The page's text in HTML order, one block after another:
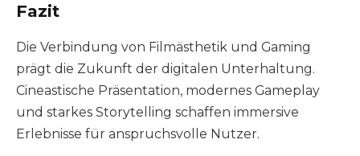
Fazit
Die Verbindung von Filmästhetik und Gaming
prägt die Zukunft der digitalen Unterhaltung.
Cineastische Präsentation, modernes Gameplay
und starkes Storytelling schaffen immersive
Erlebnisse für anspruchsvolle Nutzer.